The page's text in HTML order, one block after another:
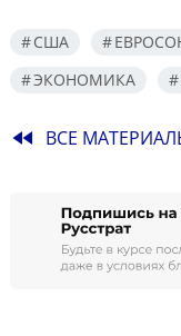
США
ЭКОНОМИКА
fast_rewind ВСЕ